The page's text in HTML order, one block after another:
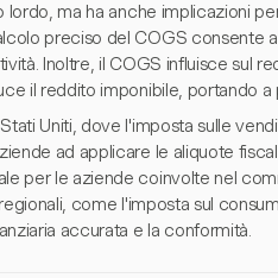
lordo, ma ha anche implicazioni
preciso del COGS consente
Inoltre, il COGS influisce sul
il reddito imponibile, portando a
Uniti, dove l'imposta sulle
ad applicare le aliquote
per le aziende coinvolte nel
come l'imposta sul
accurata e la conformità.